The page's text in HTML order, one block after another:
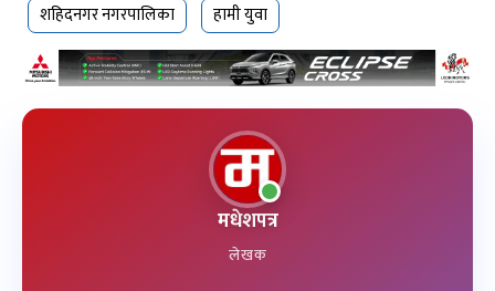
शहिदनगर नगरपालिका
हामी युवा
मधेशपत्र
लेखक